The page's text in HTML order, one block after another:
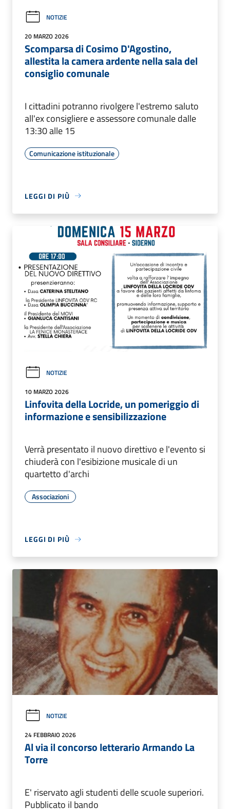
NOTIZIE
20 MARZO 2026
Scomparsa di Cosimo D'Agostino,
allestita la camera ardente nella sala del
consiglio comunale
I cittadini potranno rivolgere l'estremo saluto
all'ex consigliere e assessore comunale dalle
13:30 alle 15
Comunicazione istituzionale
LEGGI DI PIÙ
NOTIZIE
10 MARZO 2026
Linfovita della Locride, un pomeriggio di
informazione e sensibilizzazione
Verrà presentato il nuovo direttivo e l'evento si
chiuderà con l'esibizione musicale di un
quartetto d'archi
Associazioni
LEGGI DI PIÙ
NOTIZIE
24 FEBBRAIO 2026
Al via il concorso letterario Armando La
Torre
E' riservato agli studenti delle scuole superiori.
Pubblicato il bando